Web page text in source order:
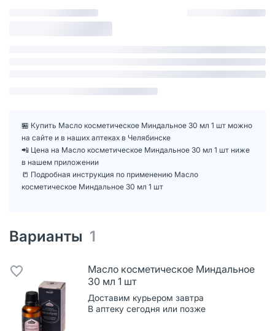
🏪 Купить Масло косметическое Миндальное 30 мл 1 шт можно
на сайте и в наших аптеках в Челябинске
📲 Цена на Масло косметическое Миндальное 30 мл 1 шт ниже
в нашем приложении
📒 Подробная инструкция по применению Масло
косметическое Миндальное 30 мл 1 шт
Варианты 1
Масло косметическое Миндальное
30 мл 1 шт
Доставим курьером завтра
В аптеку сегодня или позже